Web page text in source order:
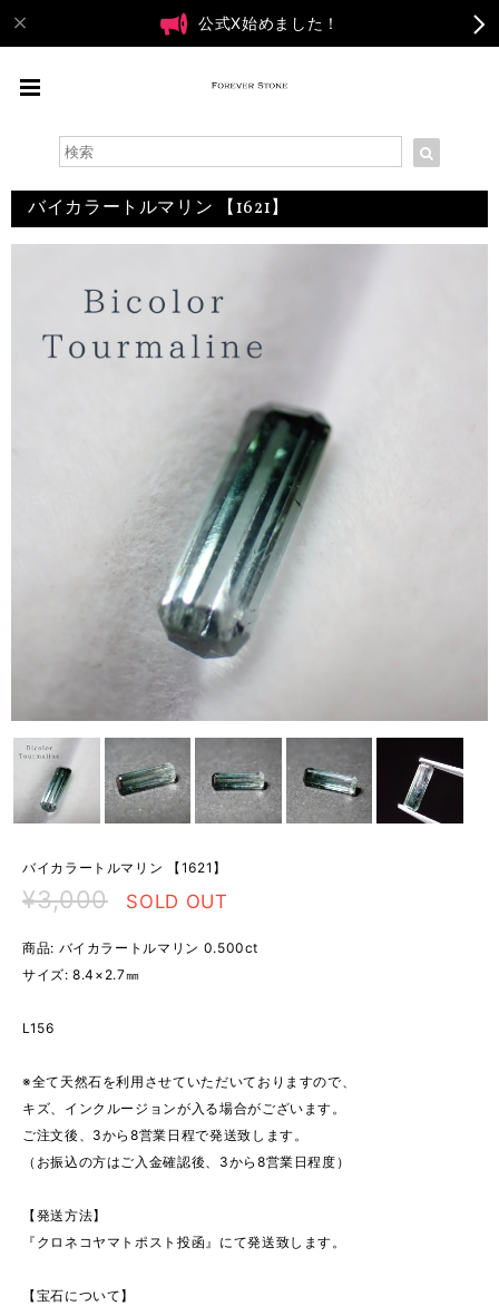
公式X始めました！
バイカラートルマリン 【1621】
バイカラートルマリン 【1621】
¥3,000 SOLD OUT
商品: バイカラートルマリン 0.500ct
サイズ: 8.4×2.7㎜
L156
※全て天然石を利用させていただいておりますので、
キズ、インクルージョンが入る場合がございます。
ご注文後、3から8営業日程で発送致します。
（お振込の方はご入金確認後、3から8営業日程度）
【発送方法】
『クロネコヤマトポスト投函』にて発送致します。
【宝石について】